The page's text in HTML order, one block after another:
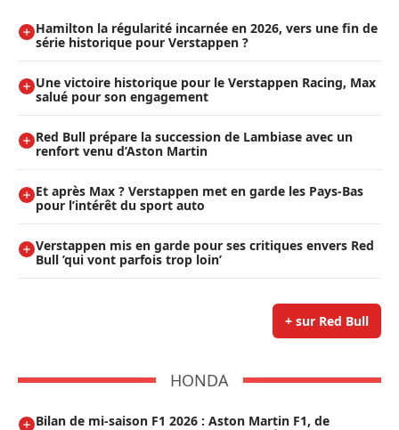
Hamilton la régularité incarnée en 2026, vers une fin de
série historique pour Verstappen ?
Une victoire historique pour le Verstappen Racing, Max
salué pour son engagement
Red Bull prépare la succession de Lambiase avec un
renfort venu d’Aston Martin
Et après Max ? Verstappen met en garde les Pays-Bas
pour l’intérêt du sport auto
Verstappen mis en garde pour ses critiques envers Red
Bull ’qui vont parfois trop loin’
+ sur Red Bull
HONDA
Bilan de mi-saison F1 2026 : Aston Martin F1, de